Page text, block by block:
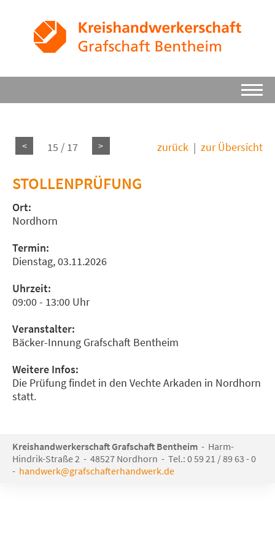
< 15 / 17 > zurück | zur Übersicht
STOLLENPRÜFUNG
Ort:
Nordhorn
Termin:
Dienstag, 03.11.2026
Uhrzeit:
09:00 - 13:00 Uhr
Veranstalter:
Bäcker-Innung Grafschaft Bentheim
Weitere Infos:
Die Prüfung findet in den Vechte Arkaden in Nordhorn
statt.
Kreishandwerkerschaft Grafschaft Bentheim - Harm-
Hindrik-Straße 2 - 48527 Nordhorn - Tel.: 0 59 21 / 89 63 - 0
- handwerk@grafschafterhandwerk.de